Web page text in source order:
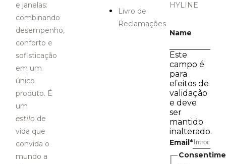
e janelas:
combinando
desempenho,
conforto e
sofisticação
em um
único
produto. É
um
estilo de
vida que
convida o
mundo a
Livro de
Reclamações
HYLINE
Name
Este
campo é
para
efeitos de
validação
e deve
ser
mantido
inalterado.
Email*